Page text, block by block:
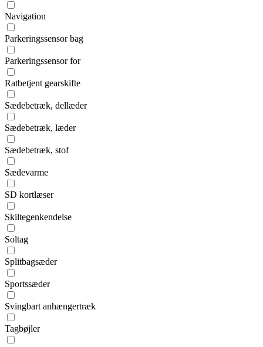
Navigation
Parkeringssensor bag
Parkeringssensor for
Ratbetjent gearskifte
Sædebetræk, dellæder
Sædebetræk, læder
Sædebetræk, stof
Sædevarme
SD kortlæser
Skiltegenkendelse
Soltag
Splitbagsæder
Sportssæder
Svingbart anhængertræk
Tagbøjler